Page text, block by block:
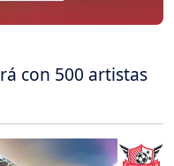
con 500 artistas